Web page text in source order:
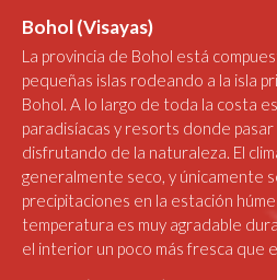
Bohol (Visayas)
La provincia de Bohol está
pequeñas islas rodeando a la isla
Bohol. A lo largo de toda la costa
paradisíacas y resorts donde
disfrutando de la naturaleza. El
generalmente seco, y únicamente
precipitaciones en la estación
temperatura es muy agradable
el interior un poco más fresca que